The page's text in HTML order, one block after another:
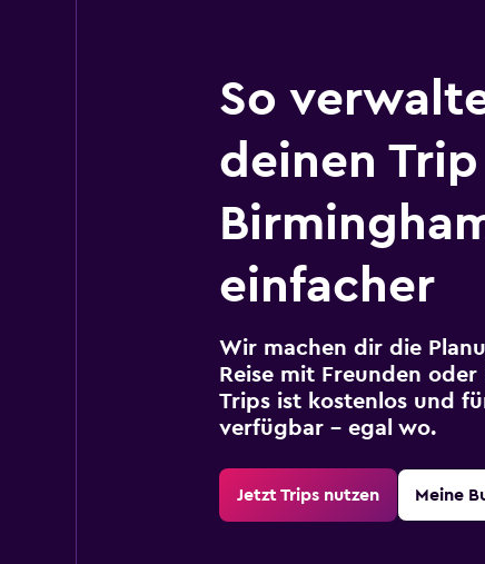
So
deinen
einfacher
Wir machen dir die
Reise mit Freunden
Trips ist kostenlos und
verfügbar – egal wo.
Jetzt Trips nutzen Meine